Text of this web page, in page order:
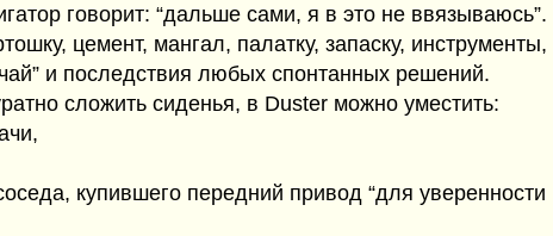
говорит: “дальше сами, я в это не ввязываюсь”.
цемент, мангал, палатку, запаску, инструменты,
и последствия любых спонтанных решений.
сложить сиденья, в Duster можно уместить:
купившего передний привод “для уверенности